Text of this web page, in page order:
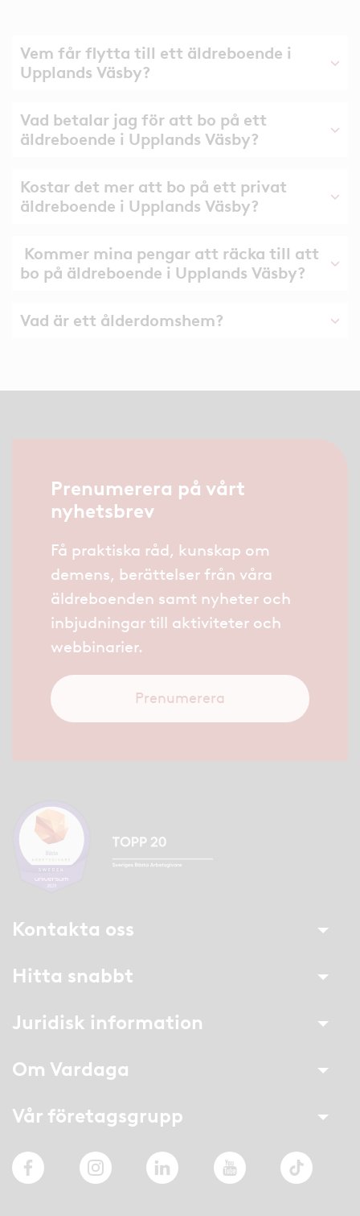
Vem får flytta till ett äldreboende i
Upplands Väsby?
Vad betalar jag för att bo på ett
äldreboende i Upplands Väsby?
Kostar det mer att bo på ett privat
äldreboende i Upplands Väsby?
Kommer mina pengar att räcka till att
bo på äldreboende i Upplands Väsby?
Vad är ett ålderdomshem?
Prenumerera på vårt
nyhetsbrev
Få praktiska råd, kunskap om
demens, berättelser från våra
äldreboenden samt nyheter och
inbjudningar till aktiviteter och
webbinarier.
Prenumerera
Kontakta oss
Hitta snabbt
Juridisk information
Om Vardaga
Vår företagsgrupp
FacebookInstagramLinkedIn YouTube TikTok